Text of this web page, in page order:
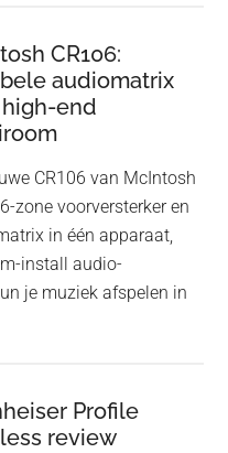
–
4
CR106:
audiomatrix
end
CR106 van McIntosh
zone voorversterker en
in één apparaat,
install audio-
je muziek afspelen in
Profile
review